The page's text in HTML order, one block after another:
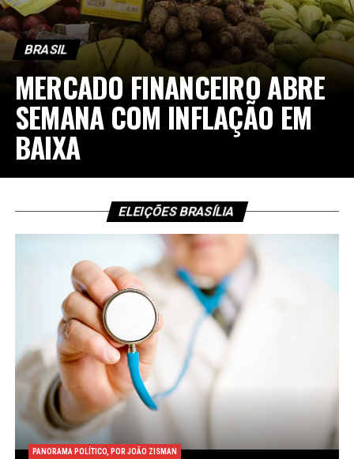
BRASIL
MERCADO FINANCEIRO ABRE
SEMANA COM INFLAÇÃO EM
BAIXA
ELEIÇÕES BRASÍLIA
PANORAMA POLÍTICO, POR JOÃO ZISMAN